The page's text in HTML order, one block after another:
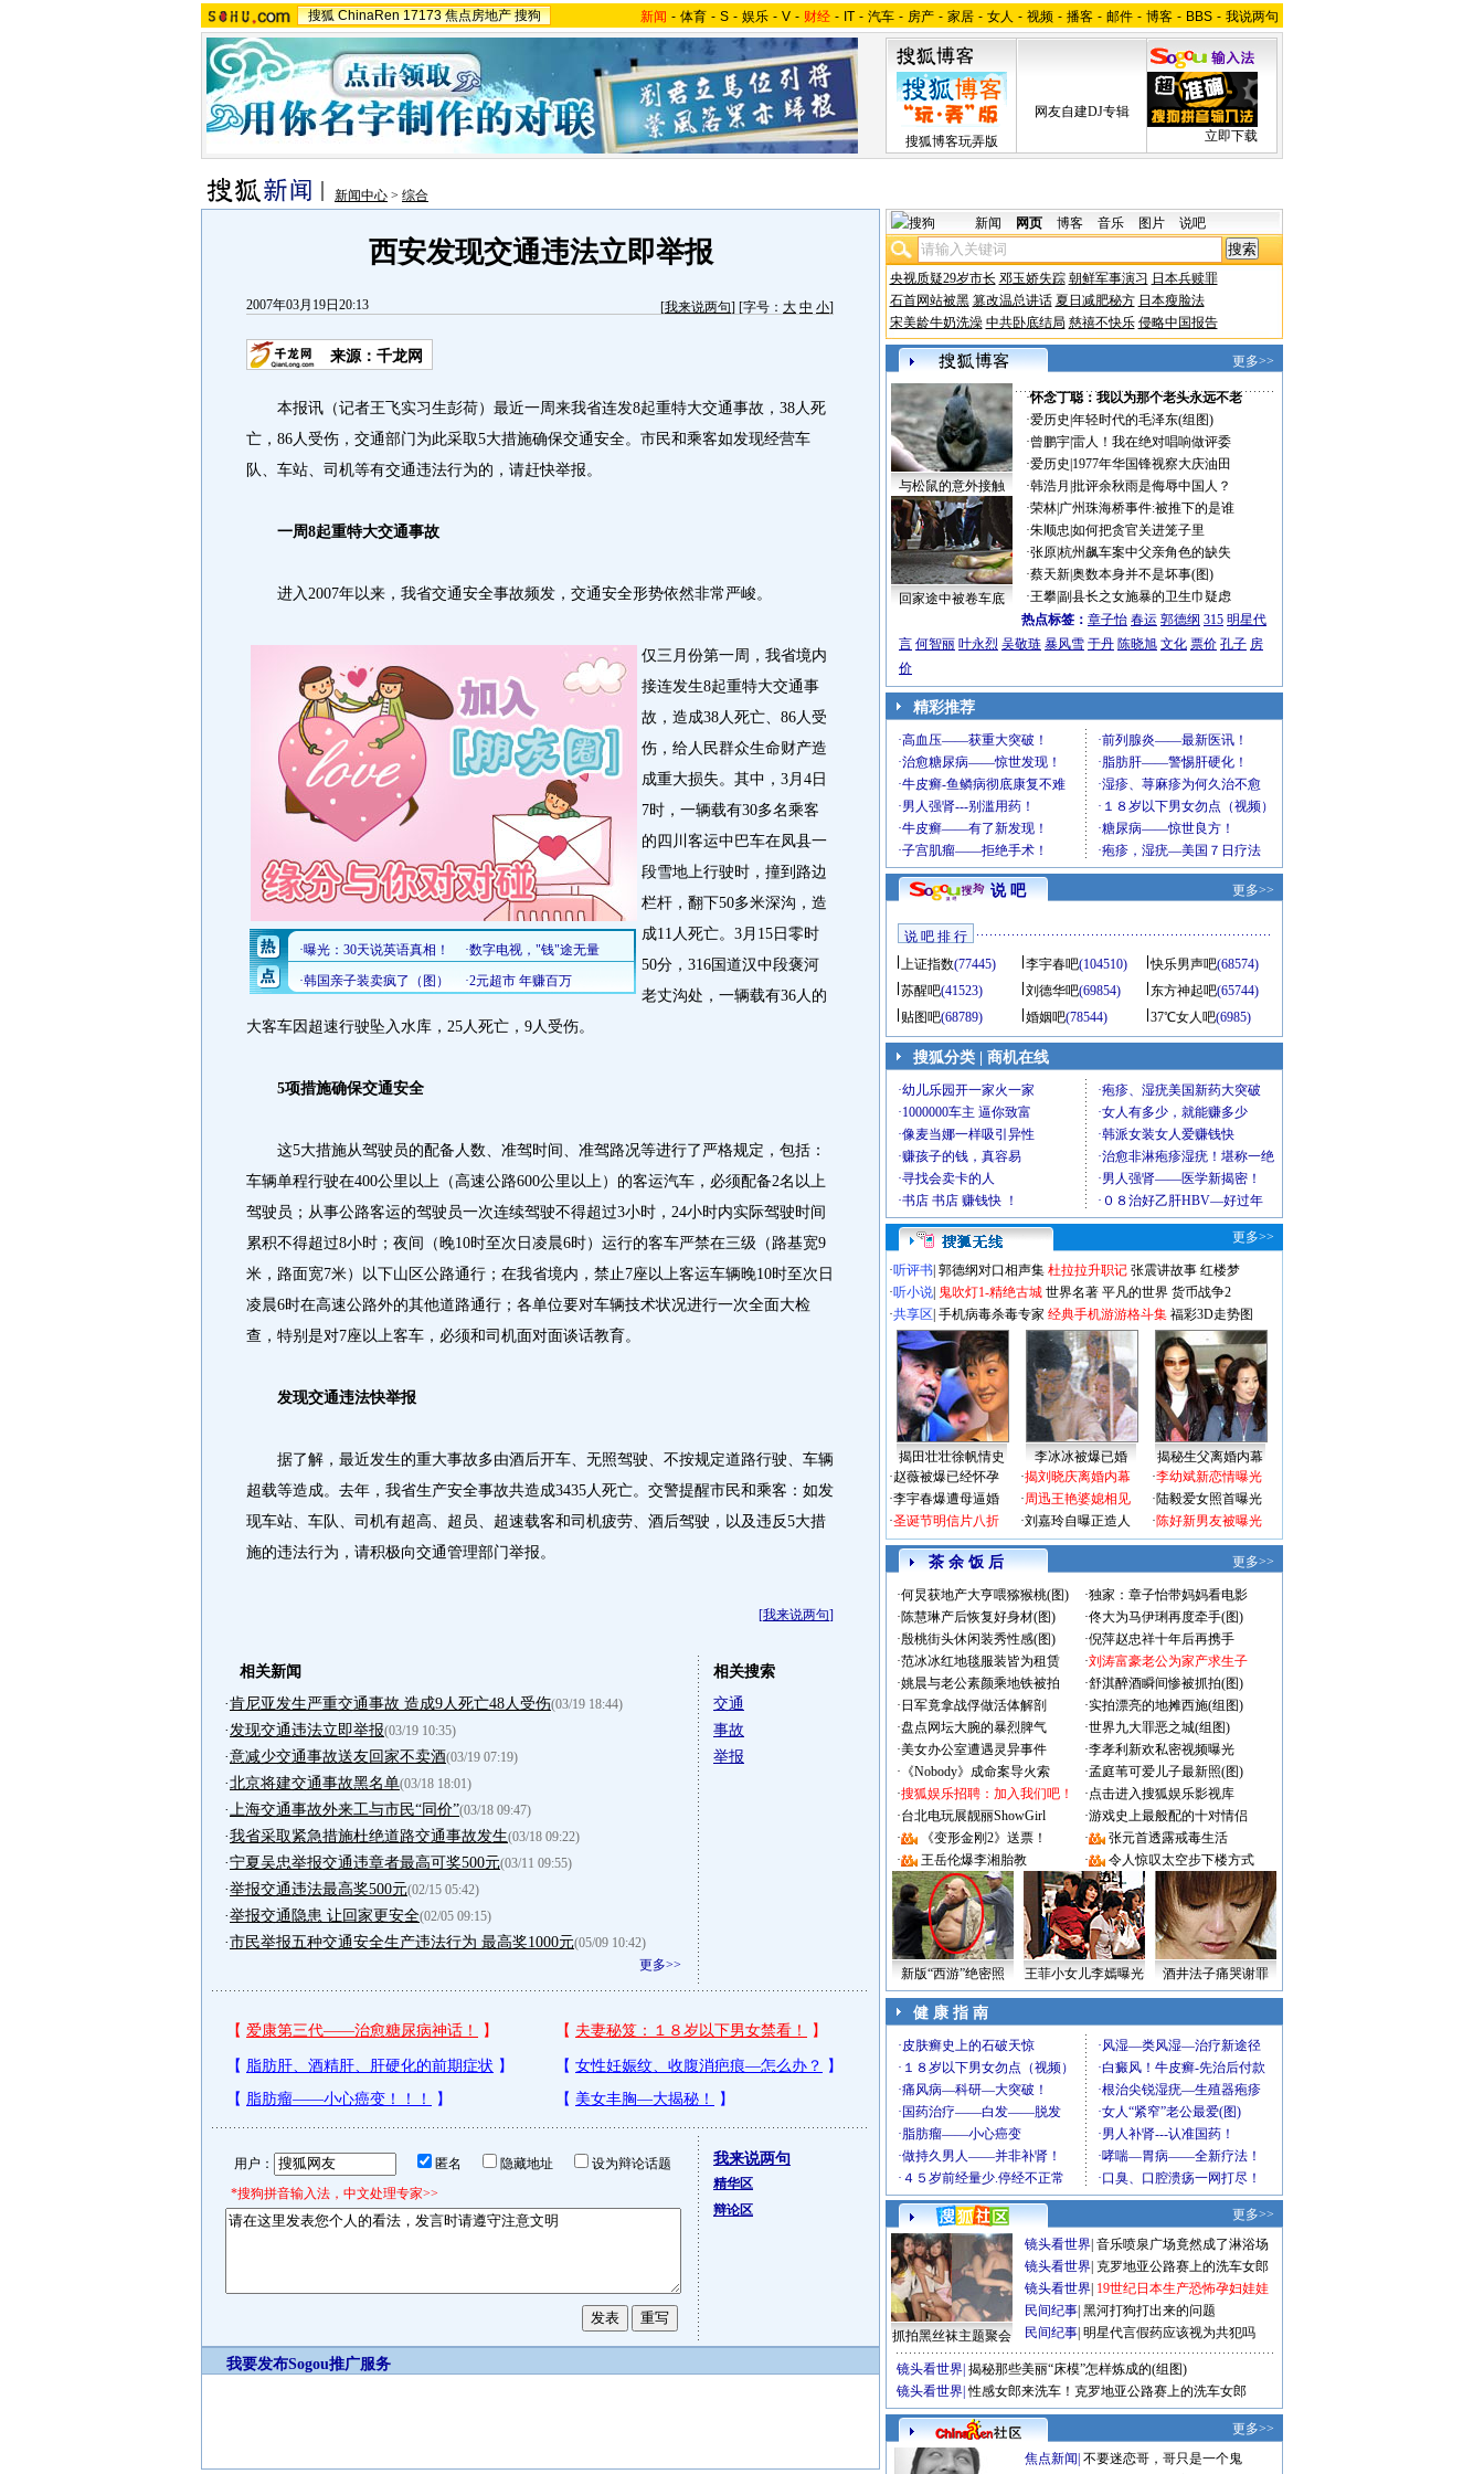
搜狐 ChinaRen 17173 焦点房地产 搜狗 新闻 - 体育 - S - 娱乐 - V - 财经 - IT - 汽车 - 房产 - 家居 - 女人 - 视频 - 播客 - 邮件 - 博客 - BBS - 我说两句
搜狐博客玩弄版
网友自建DJ专辑
立即下载
新闻中心 > 综合
西安发现交通违法立即举报
2007年03月19日20:13 [我来说两句] [字号： 大 中 小]
来源：千龙网
本报讯（记者王飞实习生彭荷）最近一周来我省连发8起重特大交通事故，38人死
亡，86人受伤，交通部门为此采取5大措施确保交通安全。市民和乘客如发现经营车
队、车站、司机等有交通违法行为的，请赶快举报。
一周8起重特大交通事故
进入2007年以来，我省交通安全事故频发，交通安全形势依然非常严峻。
仅三月份第一周，我省境内
接连发生8起重特大交通事
故，造成38人死亡、86人受
伤，给人民群众生命财产造
成重大损失。其中，3月4日
7时，一辆载有30多名乘客
的四川客运中巴车在凤县一
段雪地上行驶时，撞到路边
栏杆，翻下50多米深沟，造
成11人死亡。3月15日零时
50分，316国道汉中段褒河
老丈沟处，一辆载有36人的
大客车因超速行驶坠入水库，25人死亡，9人受伤。
5项措施确保交通安全
这5大措施从驾驶员的配备人数、准驾时间、准驾路况等进行了严格规定，包括：
车辆单程行驶在400公里以上（高速公路600公里以上）的客运汽车，必须配备2名以上
驾驶员；从事公路客运的驾驶员一次连续驾驶不得超过3小时，24小时内实际驾驶时间
累积不得超过8小时；夜间（晚10时至次日凌晨6时）运行的客车严禁在三级（路基宽9
米，路面宽7米）以下山区公路通行；在我省境内，禁止7座以上客运车辆晚10时至次日
凌晨6时在高速公路外的其他道路通行；各单位要对车辆技术状况进行一次全面大检
查，特别是对7座以上客车，必须和司机面对面谈话教育。
发现交通违法快举报
据了解，最近发生的重大事故多由酒后开车、无照驾驶、不按规定道路行驶、车辆
超载等造成。去年，我省生产安全事故共造成3435人死亡。交警提醒市民和乘客：如发
现车站、车队、司机有超高、超员、超速载客和司机疲劳、酒后驾驶，以及违反5大措
施的违法行为，请积极向交通管理部门举报。
[我来说两句]
相关新闻
·肯尼亚发生严重交通事故 造成9人死亡48人受伤(03/19 18:44)
·发现交通违法立即举报(03/19 10:35)
·意减少交通事故送友回家不卖酒(03/19 07:19)
·北京将建交通事故黑名单(03/18 18:01)
·上海交通事故外来工与市民“同价”(03/18 09:47)
·我省采取紧急措施杜绝道路交通事故发生(03/18 09:22)
·宁夏吴忠举报交通违章者最高可奖500元(03/11 09:55)
·举报交通违法最高奖500元(02/15 05:42)
·举报交通隐患 让回家更安全(02/05 09:15)
·市民举报五种交通安全生产违法行为 最高奖1000元(05/09 10:42)
更多>>
相关搜索
交通
事故
举报
用户： 匿名 隐藏地址
设为辩论话题
*搜狗拼音输入法，中文处理专家>>
我来说两句
精华区
辩论区
我要发布Sogou推广服务
新闻 网页 博客 音乐 图片 说吧
央视质疑29岁市长 邓玉娇失踪 朝鲜军事演习 日本兵赎罪
石首网站被黑 篡改温总讲话 夏日减肥秘方 日本瘦脸法
宋美龄牛奶洗澡 中共卧底结局 慈禧不快乐 侵略中国报告
更多>>
与松鼠的意外接触
回家途中被卷车底
·怀念丁聪：我以为那个老头永远不老
·爱历史 年轻时代的毛泽东(组图)
·曾鹏宇|雷人！我在绝对唱响做评委
·爱历史 1977年华国锋视察大庆油田
·韩浩月 批评余秋雨是侮辱中国人？
·荣林| 广州珠海桥事件:被推下的是谁
·朱顺忠 如何把贪官关进笼子里
·张原|杭州飙车案中父亲角色的缺失
·蔡天新|奥数本身并不是坏事(图)
·王攀|副县长之女施暴的卫生巾疑虑
热点标签： 章子怡 春运 郭德纲 315 明星代
言 何智丽 叶永烈 吴敬琏 暴风雪 于丹 陈晓旭 文化 票价 孔子 房
价
精彩推荐
说 吧 更多>>
说 吧 排 行
上证指数(77445) 李宇春吧(104510) 快乐男声吧(68574)
苏醒吧(41523) 刘德华吧(69854) 东方神起吧(65744)
贴图吧(68789) 婚姻吧(78544) 37℃女人吧(6985)
搜狐分类 商机在线
更多>>
·听评书 郭德纲对口相声集 杜拉拉升职记 张震讲故事 红楼梦
·听小说 鬼吹灯1-精绝古城 世界名著 平凡的世界 货币战争2
·共享区 手机病毒杀毒专家 经典手机游游格斗集 福彩3D走势图
揭田壮壮徐帆情史 李冰冰被爆已婚
揭秘生父离婚内幕
·赵薇被爆已经怀孕
·李宇春爆遭母逼婚
·圣诞节明信片八折
·揭刘晓庆离婚内幕
·周迅王艳婆媳相见
·刘嘉玲自曝正造人
·李幼斌新恋情曝光
·陆毅爱女照首曝光
·陈好新男友被曝光
茶 余 饭 后 更多>>
·何炅获地产大亨喂猕猴桃(图) ·独家：章子怡带妈妈看电影
·陈慧琳产后恢复好身材(图) ·佟大为马伊琍再度牵手(图)
·殷桃街头休闲装秀性感(图) ·倪萍赵忠祥十年后再携手
·范冰冰红地毯服装皆为租赁 ·刘涛富豪老公为家产求生子
·姚晨与老公素颜乘地铁被拍 ·舒淇醉酒瞬间惨被抓拍(图)
· 日军竟拿战俘做活体解剖 ·实拍漂亮的地摊西施(组图)
·盘点网坛大腕的暴烈脾气 ·世界九大罪恶之城(组图)
·美女办公室遭遇灵异事件 ·李孝利新欢私密视频曝光
· 《Nobody》成命案导火索 ·孟庭苇可爱儿子最新照(图)
·搜狐娱乐招聘：加入我们吧！ ·点击进入搜狐娱乐影视库
·台北电玩展靓丽ShowGirl ·游戏史上最般配的十对情侣
·
《变形金刚2》送票！ ·
张元首透露戒毒生活
·
王岳伦爆李湘胎教 · 令人惊叹太空步下楼方式
新版“西游”绝密照 王菲小女儿李嫣曝光 酒井法子痛哭谢罪
健 康 指 南
更多>>
抓拍黑丝袜主题聚会
镜头看世界 音乐喷泉广场竟然成了淋浴场
镜头看世界 克罗地亚公路赛上的洗车女郎
镜头看世界 19世纪日本生产恐怖孕妇娃娃
民间纪事 黑河打狗打出来的问题
民间纪事 明星代言假药应该视为共犯吗
镜头看世界 揭秘那些美丽“床模”怎样炼成的(组图)
镜头看世界 性感女郎来洗车！克罗地亚公路赛上的洗车女郎
更多>>
焦点新闻 不要迷恋哥，哥只是一个鬼